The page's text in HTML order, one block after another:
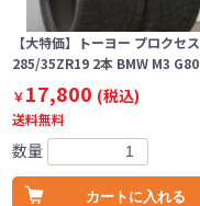
【大特価】トーヨー プロクセ
285/35ZR19 2本 BMW M3
￥17,800 (税込)
送料無料
数量
カートに入れる